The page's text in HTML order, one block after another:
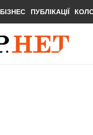
БІЗНЕС ПУБЛІКАЦІЇ